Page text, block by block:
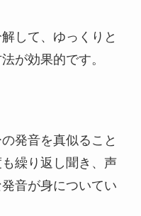
して、ゆっくりと
が効果的です。
発音を真似ること
繰り返し聞き、声
音が身についてい